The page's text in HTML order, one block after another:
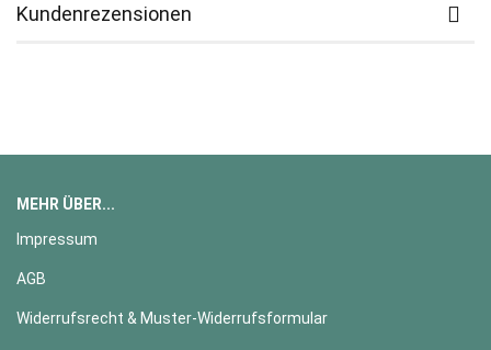
Kundenrezensionen
MEHR ÜBER...
Impressum
AGB
Widerrufsrecht & Muster-Widerrufsformular